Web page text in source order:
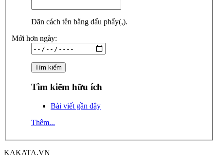
Dãn cách tên bằng dấu phẩy(,).
Mới hơn ngày:
Tìm kiếm hữu ích
Bài viết gần đây
Thêm...
KAKATA.VN